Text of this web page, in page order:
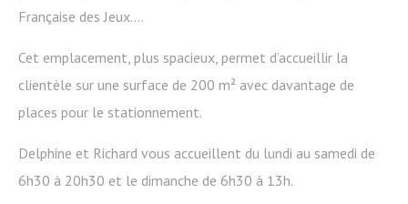
Française des Jeux….
Cet emplacement, plus spacieux, permet d’accueillir la
clientèle sur une surface de 200 m² avec davantage de
places pour le stationnement.
Delphine et Richard vous accueillent du lundi au samedi de
6h30 à 20h30 et le dimanche de 6h30 à 13h.